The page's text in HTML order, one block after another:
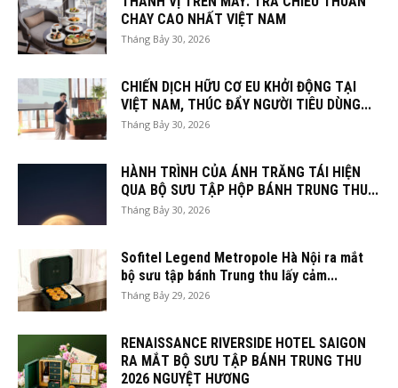
CHAY CAO NHẤT VIỆT NAM
Tháng Bảy 30, 2026
CHIẾN DỊCH HỮU CƠ EU KHỞI ĐỘNG TẠI
VIỆT NAM, THÚC ĐẨY NGƯỜI TIÊU DÙNG...
Tháng Bảy 30, 2026
HÀNH TRÌNH CỦA ÁNH TRĂNG TÁI HIỆN
QUA BỘ SƯU TẬP HỘP BÁNH TRUNG THU...
Tháng Bảy 30, 2026
Sofitel Legend Metropole Hà Nội ra mắt
bộ sưu tập bánh Trung thu lấy cảm...
Tháng Bảy 29, 2026
RENAISSANCE RIVERSIDE HOTEL SAIGON
RA MẮT BỘ SƯU TẬP BÁNH TRUNG THU
2026 NGUYỆT HƯƠNG